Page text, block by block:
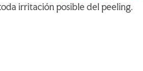
irritación posible del peeling.